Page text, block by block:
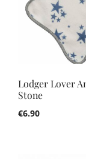
Lodger Lover
Stone
€6.90